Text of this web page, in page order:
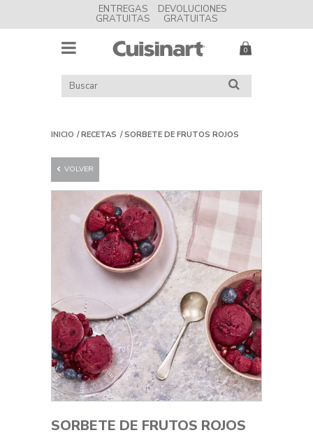
ENTREGAS
GRATUITAS
DEVOLUCIONES
GRATUITAS
MENU
BUSCAR
EN
BUSCAR
INICIO RECETAS SORBETE DE FRUTOS ROJOS
VOLVER
SORBETE DE FRUTOS ROJOS